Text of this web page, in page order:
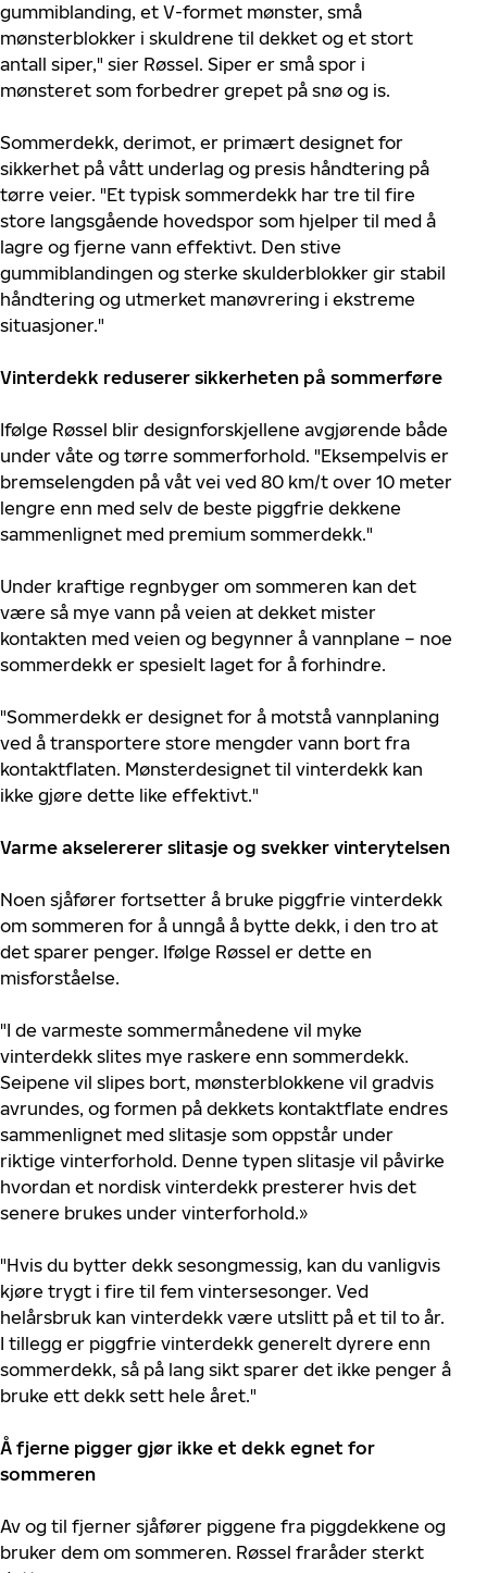
gummiblanding, et V-formet mønster, små
mønsterblokker i skuldrene til dekket og et stort
antall siper," sier Røssel. Siper er små spor i
mønsteret som forbedrer grepet på snø og is.
Sommerdekk, derimot, er primært designet for
sikkerhet på vått underlag og presis håndtering på
tørre veier. "Et typisk sommerdekk har tre til fire
store langsgående hovedspor som hjelper til med å
lagre og fjerne vann effektivt. Den stive
gummiblandingen og sterke skulderblokker gir stabil
håndtering og utmerket manøvrering i ekstreme
situasjoner."
Vinterdekk reduserer sikkerheten på sommerføre
Ifølge Røssel blir designforskjellene avgjørende både
under våte og tørre sommerforhold. "Eksempelvis er
bremselengden på våt vei ved 80 km/t over 10 meter
lengre enn med selv de beste piggfrie dekkene
sammenlignet med premium sommerdekk."
Under kraftige regnbyger om sommeren kan det
være så mye vann på veien at dekket mister
kontakten med veien og begynner å vannplane – noe
sommerdekk er spesielt laget for å forhindre.
"Sommerdekk er designet for å motstå vannplaning
ved å transportere store mengder vann bort fra
kontaktflaten. Mønsterdesignet til vinterdekk kan
ikke gjøre dette like effektivt."
Varme akselererer slitasje og svekker vinterytelsen
Noen sjåfører fortsetter å bruke piggfrie vinterdekk
om sommeren for å unngå å bytte dekk, i den tro at
det sparer penger. Ifølge Røssel er dette en
misforståelse.
"I de varmeste sommermånedene vil myke
vinterdekk slites mye raskere enn sommerdekk.
Seipene vil slipes bort, mønsterblokkene vil gradvis
avrundes, og formen på dekkets kontaktflate endres
sammenlignet med slitasje som oppstår under
riktige vinterforhold. Denne typen slitasje vil påvirke
hvordan et nordisk vinterdekk presterer hvis det
senere brukes under vinterforhold.»
"Hvis du bytter dekk sesongmessig, kan du vanligvis
kjøre trygt i fire til fem vintersesonger. Ved
helårsbruk kan vinterdekk være utslitt på et til to år.
I tillegg er piggfrie vinterdekk generelt dyrere enn
sommerdekk, så på lang sikt sparer det ikke penger å
bruke ett dekk sett hele året."
Å fjerne pigger gjør ikke et dekk egnet for
sommeren
Av og til fjerner sjåfører piggene fra piggdekkene og
bruker dem om sommeren. Røssel fraråder sterkt